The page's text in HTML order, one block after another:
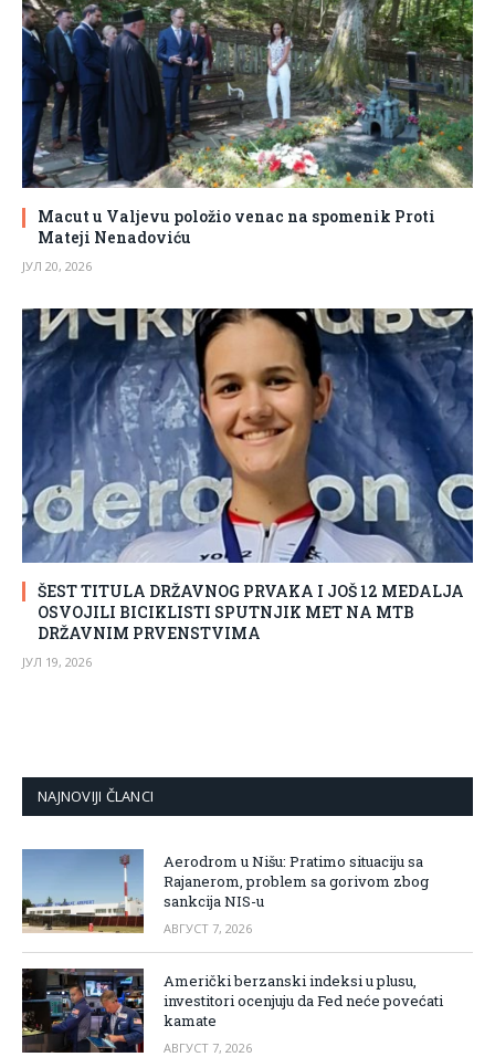
Macut u Valjevu položio venac na spomenik Proti
Mateji Nenadoviću
ЈУЛ 20, 2026
ŠEST TITULA DRŽAVNOG PRVAKA I JOŠ 12 MEDALJA
OSVOJILI BICIKLISTI SPUTNJIK MET NA MTB
DRŽAVNIM PRVENSTVIMA
ЈУЛ 19, 2026
NAJNOVIJI ČLANCI
Aerodrom u Nišu: Pratimo situaciju sa
Rajanerom, problem sa gorivom zbog
sankcija NIS-u
АВГУСТ 7, 2026
Američki berzanski indeksi u plusu,
investitori ocenjuju da Fed neće povećati
kamate
АВГУСТ 7, 2026